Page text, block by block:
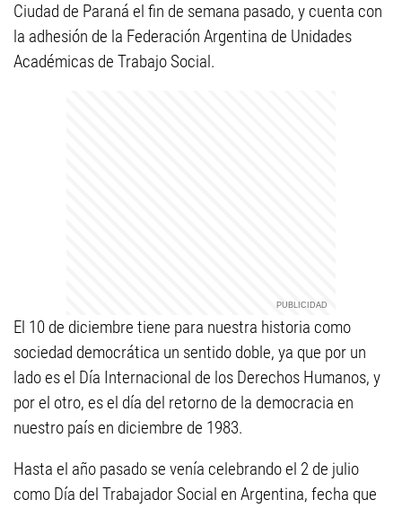
Ciudad de Paraná el fin de semana pasado, y cuenta con
la adhesión de la Federación Argentina de Unidades
Académicas de Trabajo Social.
El 10 de diciembre tiene para nuestra historia como
sociedad democrática un sentido doble, ya que por un
lado es el Día Internacional de los Derechos Humanos, y
por el otro, es el día del retorno de la democracia en
nuestro país en diciembre de 1983.
Hasta el año pasado se venía celebrando el 2 de julio
como Día del Trabajador Social en Argentina, fecha que